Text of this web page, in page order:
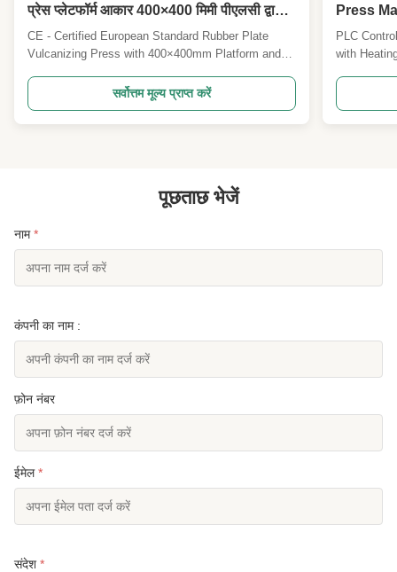
प्रेस प्लेटफॉर्म आकार 400×400 मिमी पीएलसी द्वारा
स्वचालित नियंत्रण
CE - Certified European Standard Rubber Plate
Vulcanizing Press with 400×400mm Platform and
Introduction This rubber plate vulcanizing press is a
high - quality industrial equipment designed in
accordance with European standards and has
सर्वोत्तम मूल्य प्राप्त करें
Press
Manual
PLC
with
options
(Less than
पूछताछ भेजें
नाम*
कंपनी का नाम :
फ़ोन नंबर
ईमेल*
संदेश *